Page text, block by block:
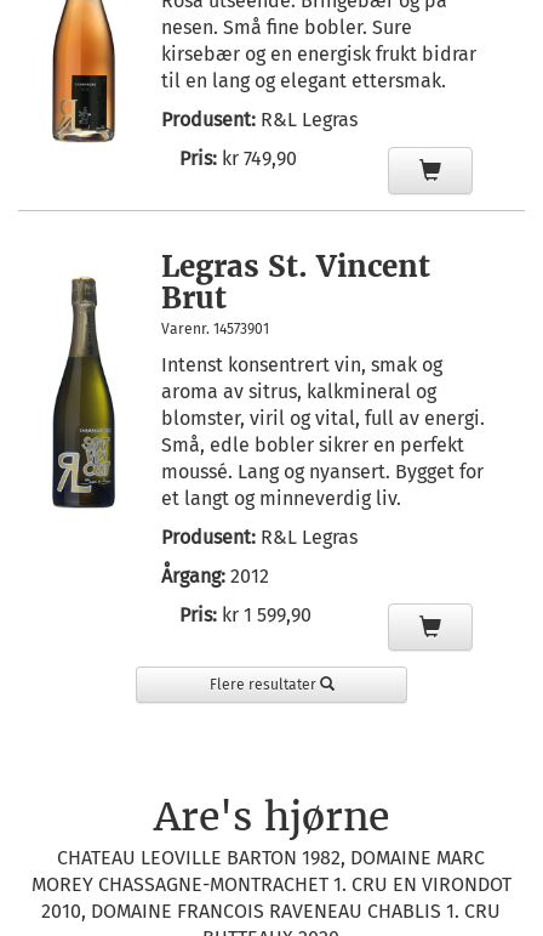
nesen. Små fine bobler. Sure
kirsebær og en energisk frukt bidrar
til en lang og elegant ettersmak.
Produsent: R&L Legras
Pris: kr 749,90
Legras St. Vincent
Brut
Varenr. 14573901
Intenst konsentrert vin, smak og
aroma av sitrus, kalkmineral og
blomster, viril og vital, full av energi.
Små, edle bobler sikrer en perfekt
moussé. Lang og nyansert. Bygget for
et langt og minneverdig liv.
Produsent: R&L Legras
Årgang: 2012
Pris: kr 1 599,90
Flere resultater
Are's hjørne
CHATEAU LEOVILLE BARTON 1982, DOMAINE MARC
MOREY CHASSAGNE-MONTRACHET 1. CRU EN VIRONDOT
2010, DOMAINE FRANCOIS RAVENEAU CHABLIS 1. CRU